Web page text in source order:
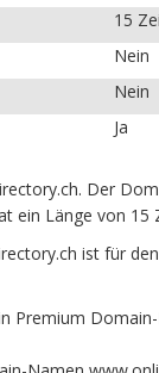
15
Nein
Nein
Ja
Der
ein Länge von
ist für
Premium